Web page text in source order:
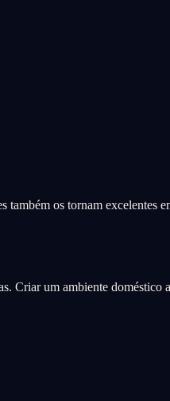
os tornam excelentes
Criar um ambiente doméstico